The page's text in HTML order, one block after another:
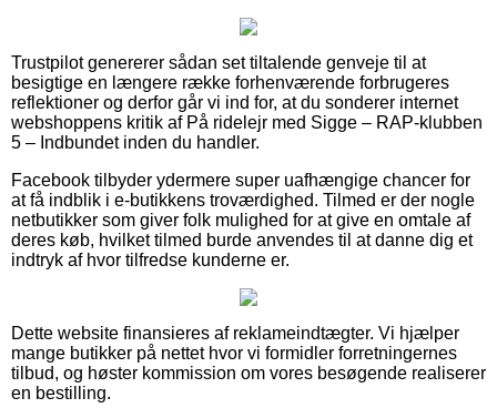
Trustpilot genererer sådan set tiltalende genveje til at
besigtige en længere række forhenværende forbrugeres
reflektioner og derfor går vi ind for, at du sonderer internet
webshoppens kritik af På ridelejr med Sigge – RAP-klubben
5 – Indbundet inden du handler.
Facebook tilbyder ydermere super uafhængige chancer for
at få indblik i e-butikkens troværdighed. Tilmed er der nogle
netbutikker som giver folk mulighed for at give en omtale af
deres køb, hvilket tilmed burde anvendes til at danne dig et
indtryk af hvor tilfredse kunderne er.
Dette website finansieres af reklameindtægter. Vi hjælper
mange butikker på nettet hvor vi formidler forretningernes
tilbud, og høster kommission om vores besøgende realiserer
en bestilling.